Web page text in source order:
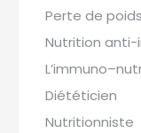
Perte de poids
Nutrition
Diététicien
Nutritionniste